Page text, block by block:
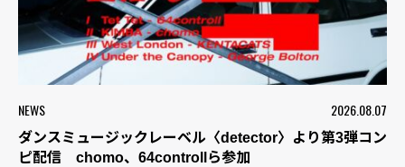
NEWS 2026.08.07
ダンスミュージックレーベル〈detector〉より第3弾コン
ピ配信 chomo、64controllら参加